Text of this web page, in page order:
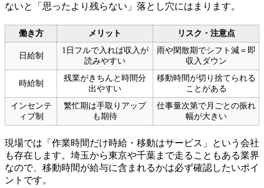
ないと「思ったより残らない」落とし穴にはまります。
働き方 メリット リスク・注意点
日給制
1日フルで入れば収入が
読みやすい
雨や閑散期でシフト減＝即
収入ダウン
時給制
残業がきちんと時間分
出やすい
移動時間が切り捨てられる
ことがある
インセンテ
ィブ制
繁忙期は手取りアップ
も期待
仕事量次第で月ごとの振れ
幅が大きい
現場では「作業時間だけ時給・移動はサービス」という会社
も存在します。埼玉から東京や千葉まで走ることもある業界
なので、移動時間が給与に含まれるかは必ず確認したいポイ
ントです。